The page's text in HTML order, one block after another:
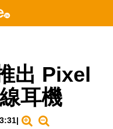
出 Pixel
耳機
|